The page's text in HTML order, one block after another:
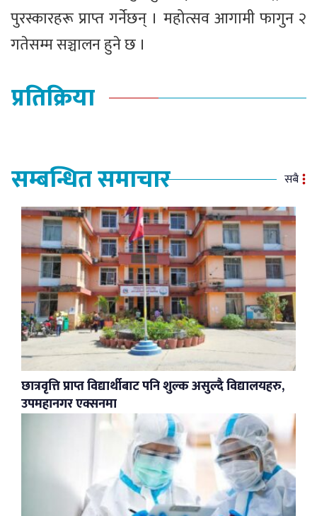
पुरस्कारहरू प्राप्त गर्नेछन् । महोत्सव आगामी फागुन २
गतेसम्म सञ्चालन हुने छ ।
प्रतिक्रिया
सम्बन्धित समाचार सबै
छात्रवृत्ति प्राप्त विद्यार्थीबाट पनि शुल्क असुल्दै विद्यालयहरु,
उपमहानगर एक्सनमा